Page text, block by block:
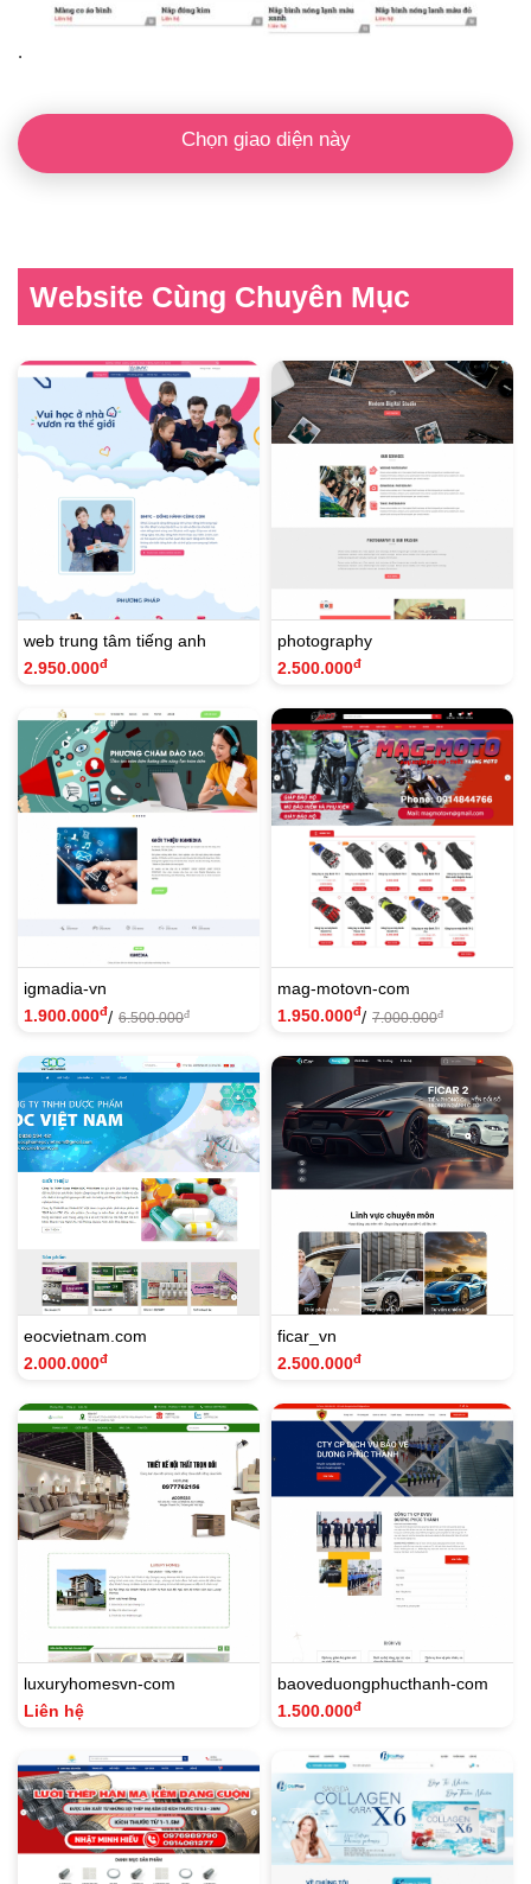
.
Chọn giao diện này
Website Cùng Chuyên Mục
web trung tâm tiếng anh
2.950.000đ
photography
2.500.000đ
igmadia-vn
1.900.000đ/ 6.500.000đ
mag-motovn-com
1.950.000đ/ 7.000.000đ
eocvietnam.com
2.000.000đ
ficar_vn
2.500.000đ
luxuryhomesvn-com
Liên hệ
baoveduongphucthanh-com
1.500.000đ